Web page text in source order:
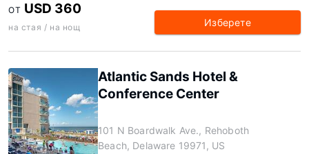
ОТ USD 360
на стая / на нощ Изберете
Atlantic Sands Hotel &
Conference Center
101 N Boardwalk Ave., Rehoboth
Beach, Delaware 19971, US